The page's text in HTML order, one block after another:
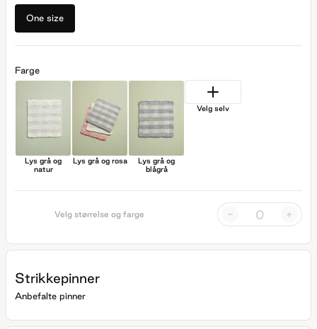
One size
Farge
Lys grå og
natur
Lys grå og rosa
Lys grå og
blågrå
Velg selv
Velg størrelse og farge - +
Strikkepinner
Anbefalte pinner